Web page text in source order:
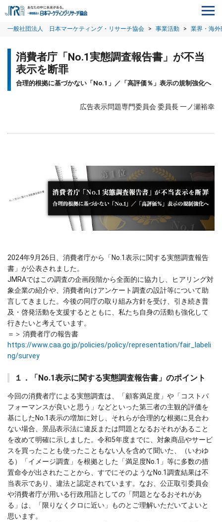
一般社団法人 日本マーケティング・リサーチ協会 > 事業活動 > 業界・海外
消費者庁「No.1実態調査報告書」が不当
表示を断罪
合理的根拠に基づかない「No.1」／「高評価％」表示の規制強化へ
広告表示問題専門委員会 委員長 一ノ瀬裕幸
2024年9月26日、消費者庁から「No.1表示に関する実態調査報告
書」が公表されました。
JMRAではこの調査の企画段階から全面的に協力し、ヒアリング対
象企業の紹介や、消費者向けアンケート調査の設計等について助
言してきました。今後の同庁の取り組み方針を受け、引き続き普
及・啓発活動を支援するとともに、私たち自身の活動も強化して
行きたいと考えています。
＝＞ 消費者庁の報告書
https://www.caa.go.jp/policies/policy/representation/fair_labeli
ng/survey
１．「No.1表示に関する実態調査報告書」のポイント
今回の消費者庁による実態調査は、「顧客満足度」や「コストパ
フォーマンスが良いと思う」などといった第三者の主観的評価を
基にしたNo.1表示の増加に対し、それらが合理的な根拠に見合わ
ない場合、景品表示法に違反または問題となるおそれがあること
を改めて明確に示しました。令和5年度までに、対象商品やサービ
スを買ったことも使ったこともない人を含めて聞いた、（いわゆ
る）「イメージ調査」を根拠とした「満足度No.1」等に多数の措
置命令が出されたことから、すでにそのようなNo.1調査結果は不
当表示であり、違法と認定されています。なお、公正取引委員会
や消費者庁が用いる行政用語としての「問題となるおそれがあ
る」は、「限りなくクロに近い」ものとご理解いただいてよいと
思います。